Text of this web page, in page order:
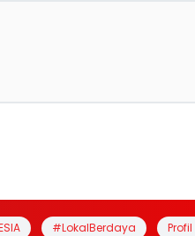
#LokalBerdaya